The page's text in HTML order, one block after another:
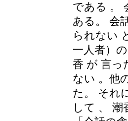
である 。
ある。 会
られない
一人者）
香 が 言っ
ない 。他
た。 それ
して 、